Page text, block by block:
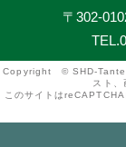
〒302-
Copyright © SHD-
スト、
このサイトは